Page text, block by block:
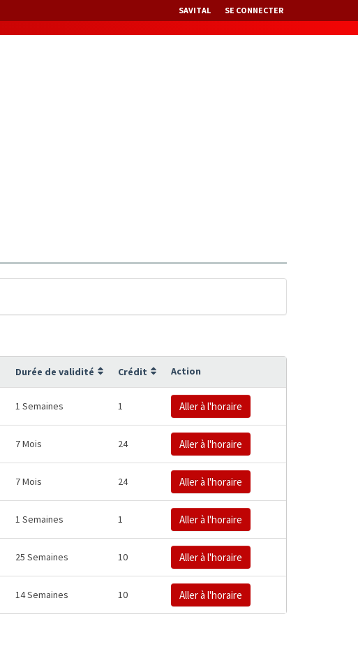
SAVITAL SE CONNECTER
Durée de validité Crédit Action
1 Semaines 1 Aller à l'horaire
7 Mois 24 Aller à l'horaire
7 Mois 24 Aller à l'horaire
1 Semaines 1 Aller à l'horaire
25 Semaines 10 Aller à l'horaire
14 Semaines 10 Aller à l'horaire